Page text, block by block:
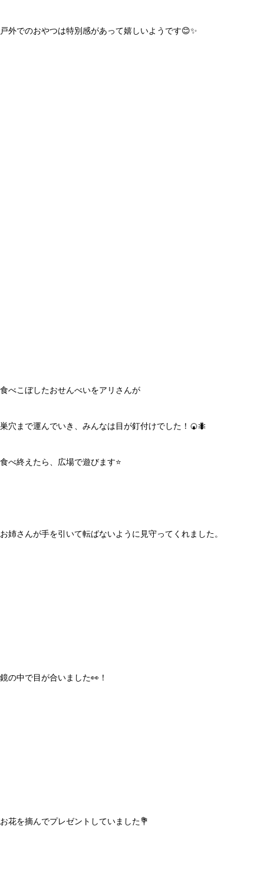
戸外でのおやつは特別感があって嬉しいようです😊✨
食べこぼしたおせんべいをアリさんが
巣穴まで運んでいき、みんなは目が釘付けでした！🍘🐜
食べ終えたら、広場で遊びます⭐️
お姉さんが手を引いて転ばないように見守ってくれました。
鏡の中で目が合いました👀！
お花を摘んでプレゼントしていました💐